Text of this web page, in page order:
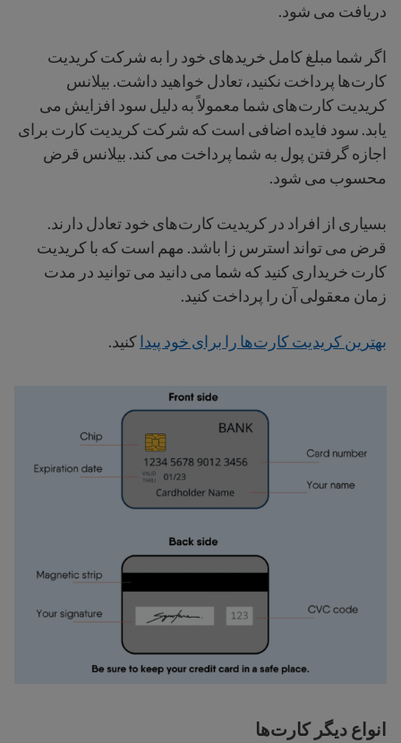
دریافت می شود.
اگر شما مبلغ کامل خریدهای خود را به شرکت کریدیت
کارت‌ها پرداخت نکنید، تعادل خواهید داشت. بیلانس
کریدیت کارت‌های شما معمولاً به دلیل سود افزایش می
یابد. سود فایده اضافی است که شرکت کریدیت کارت‌ برای
اجازه گرفتن پول به شما پرداخت می کند. بیلانس قرض
محسوب می شود.
بسیاری از افراد در کریدیت کارت‌های خود تعادل دارند.
قرض می تواند استرس زا باشد. مهم است که با کریدیت
کارت خریداری کنید که شما می دانید می توانید در مدت
زمان معقولی آن را پرداخت کنید.
بهترین کریدیت کارت‌ها را برای خود پیداکنید.
انواع دیگر کارت‌ها